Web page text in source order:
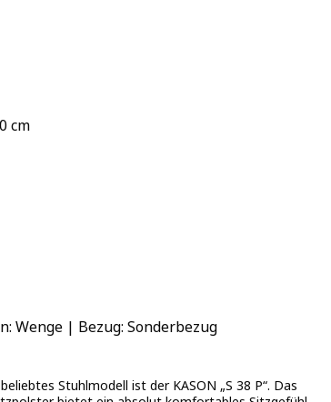
cm
Stuhlmodell ist der KASON „S 38 P“. Das
bietet ein absolut komfortables Sitzgefühl.